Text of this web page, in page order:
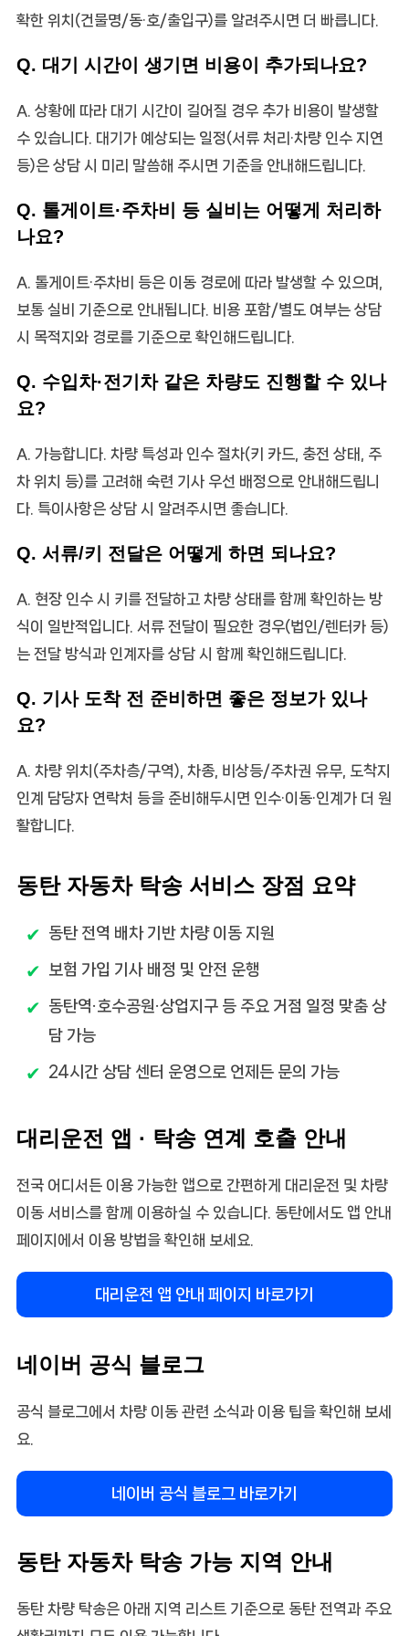
확한 위치(건물명/동·호/출입구)를 알려주시면 더 빠릅니다.
Q. 대기 시간이 생기면 비용이 추가되나요?
A. 상황에 따라 대기 시간이 길어질 경우 추가 비용이 발생할
수 있습니다. 대기가 예상되는 일정(서류 처리·차량 인수 지연
등)은 상담 시 미리 말씀해 주시면 기준을 안내해드립니다.
Q. 톨게이트·주차비 등 실비는 어떻게 처리하
나요?
A. 톨게이트·주차비 등은 이동 경로에 따라 발생할 수 있으며,
보통 실비 기준으로 안내됩니다. 비용 포함/별도 여부는 상담
시 목적지와 경로를 기준으로 확인해드립니다.
Q. 수입차·전기차 같은 차량도 진행할 수 있나
요?
A. 가능합니다. 차량 특성과 인수 절차(키 카드, 충전 상태, 주
차 위치 등)를 고려해 숙련 기사 우선 배정으로 안내해드립니
다. 특이사항은 상담 시 알려주시면 좋습니다.
Q. 서류/키 전달은 어떻게 하면 되나요?
A. 현장 인수 시 키를 전달하고 차량 상태를 함께 확인하는 방
식이 일반적입니다. 서류 전달이 필요한 경우(법인/렌터카 등)
는 전달 방식과 인계자를 상담 시 함께 확인해드립니다.
Q. 기사 도착 전 준비하면 좋은 정보가 있나
요?
A. 차량 위치(주차층/구역), 차종, 비상등/주차권 유무, 도착지
인계 담당자 연락처 등을 준비해두시면 인수·이동·인계가 더 원
활합니다.
동탄 자동차 탁송 서비스 장점 요약
동탄 전역 배차 기반 차량 이동 지원
보험 가입 기사 배정 및 안전 운행
동탄역·호수공원·상업지구 등 주요 거점 일정 맞춤 상
담 가능
24시간 상담 센터 운영으로 언제든 문의 가능
대리운전 앱 · 탁송 연계 호출 안내
전국 어디서든 이용 가능한 앱으로 간편하게 대리운전 및 차량
이동 서비스를 함께 이용하실 수 있습니다. 동탄에서도 앱 안내
페이지에서 이용 방법을 확인해 보세요.
대리운전 앱 안내 페이지 바로가기
네이버 공식 블로그
공식 블로그에서 차량 이동 관련 소식과 이용 팁을 확인해 보세
요.
네이버 공식 블로그 바로가기
동탄 자동차 탁송 가능 지역 안내
동탄 차량 탁송은 아래 지역 리스트 기준으로 동탄 전역과 주요